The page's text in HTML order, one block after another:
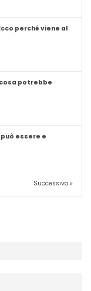
perché viene al
potrebbe
essere e
Successivo »